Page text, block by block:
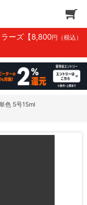
ーズ 【8,800円（税込）
単色 5号15ml